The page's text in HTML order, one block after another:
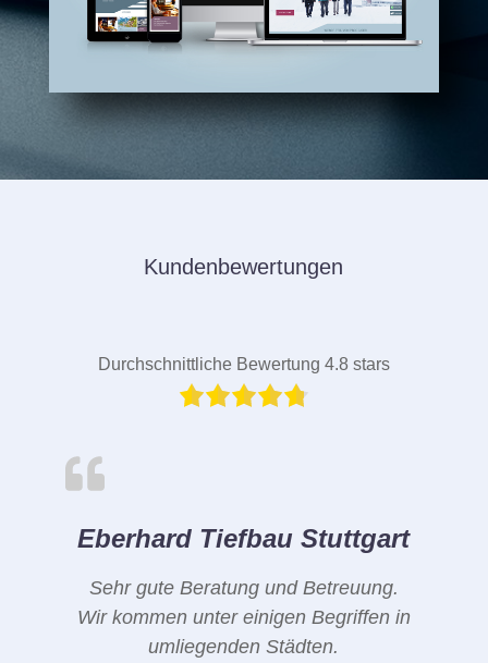
Kundenbewertungen
Durchschnittliche Bewertung 4.8 stars
Eberhard Tiefbau Stuttgart
Sehr gute Beratung und Betreuung.
Wir kommen unter einigen Begriffen in
umliegenden Städten.